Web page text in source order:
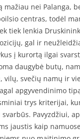
mažiau nei Palanga,
centras, todėl
tiek lenkia
gal ir
į kurortą ilgai
daugybė butų,
vilų, svečių namų ir
apgyvendinimo
trys kriterijai,
Pavyzdžiui,
jaustis kaip